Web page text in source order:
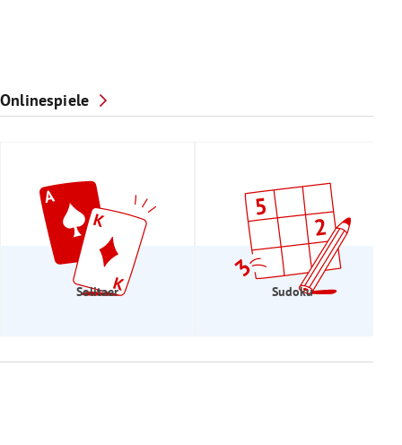
Onlinespiele
Solitaer Sudoku